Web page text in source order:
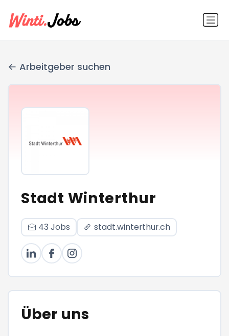
Arbeitgeber suchen
Stadt Winterthur
43 Jobs stadt.winterthur.ch
Über uns